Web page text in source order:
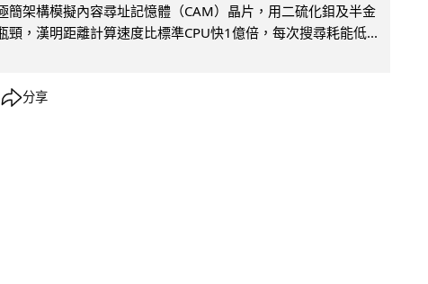
簡架構模擬內容尋址記憶體（CAM）晶片，用二硫化鉬及半金
頸，漢明距離計算速度比標準CPU快1億倍，每次搜尋耗能低...
分享